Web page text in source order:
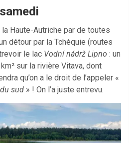
Haute-Autriche par de toutes
détour par la Tchéquie (routes
le lac Vodní nádrž Lipno : un
sur la rivière Vitava, dont
qu’on a le droit de l’appeler «
sud » ! On l’a juste entrevu.